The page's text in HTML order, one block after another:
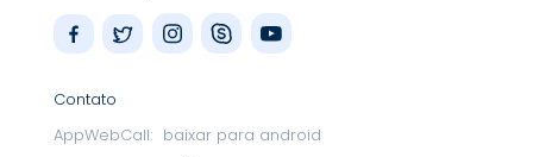
Contato
AppWebCall: baixar para android